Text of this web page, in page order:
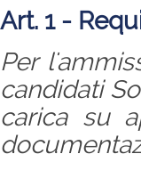
Art. 1 -
Per
candidati
carica su